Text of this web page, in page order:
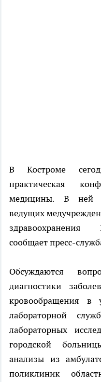
В Костроме
практическая
медицины. В ней
ведущих
здравоохранения
сообщает пресс-
Обсуждаются
диагностики
кровообращения в
лабораторной
лабораторных
городской
анализы из
поликлиник